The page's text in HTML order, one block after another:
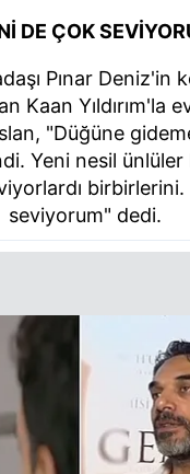
DE ÇOK
Pınar Deniz'in
Kaan Yıldırım'la
"Düğüne
Yeni nesil
seviyorum" dedi.